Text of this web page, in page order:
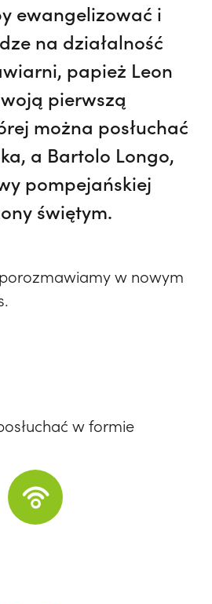
ewangelizować i
na działalność
papież Leon
pierwszą
można posłuchać
a Bartolo Longo,
pompejańskiej
świętym.
w nowym
w formie